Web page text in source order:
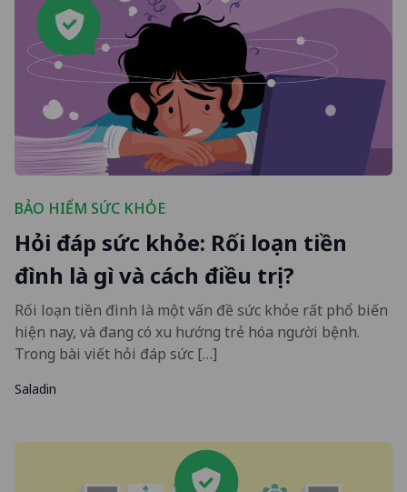
BẢO HIỂM SỨC KHỎE
Hỏi đáp sức khỏe: Rối loạn tiền
đình là gì và cách điều trị?
Rối loạn tiền đình là một vấn đề sức khỏe rất phổ biến
hiện nay, và đang có xu hướng trẻ hóa người bệnh.
Trong bài viết hỏi đáp sức […]
Saladin